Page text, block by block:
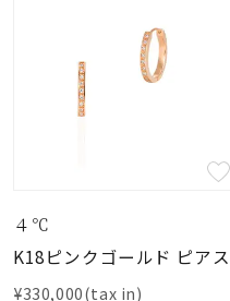
４℃
K18ピンクゴールド ピアス
¥330,000(tax in)